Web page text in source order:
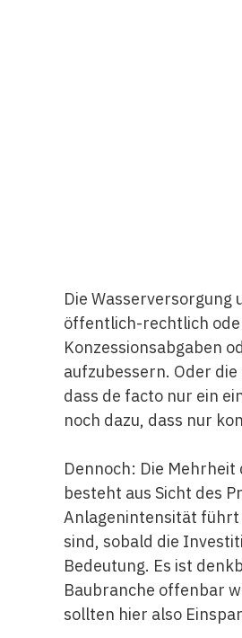
Die Wasserversorgung
öffentlich-rechtlich
Konzessionsabgaben
aufzubessern. Oder
dass de facto nur ein
noch dazu, dass nur
Dennoch: Die
besteht aus Sicht des
Anlagenintensität führt
sind, sobald die
Bedeutung. Es ist
Baubranche offenbar
sollten hier also